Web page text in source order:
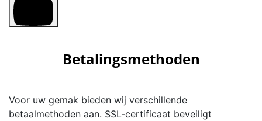
Betalingsmethoden
Voor uw gemak bieden wij verschillende
betaalmethoden aan. SSL-certificaat beveiligt